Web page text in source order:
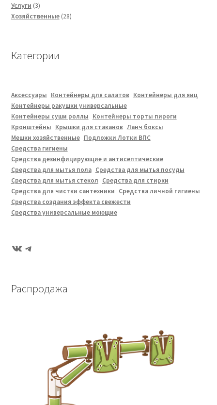
Услуги 33
товара
Хозяйственные 2828
Категории
Аксессуары Контейнеры для салатов Контейнеры для яиц
Контейнеры ракушки универсальные
Контейнеры суши роллы Контейнеры торты пироги
Кронштейны Крышки для стаканов Ланч боксы
Мешки хозяйственные Подложки Лотки ВПС
Средства гигиены
Средства дезинфицирующие и антисептические
Средства для мытья пола Средства для мытья посуды
Средства для мытья стекол Средства для стирки
Средства для чистки сантехники Средства личной гигиены
Средства создания эффекта свежести
Средства универсальные моющие
ВКонтакте
Telegram
Распродажа